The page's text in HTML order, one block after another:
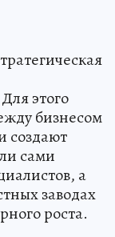
этого
бизнесом
создают
сами